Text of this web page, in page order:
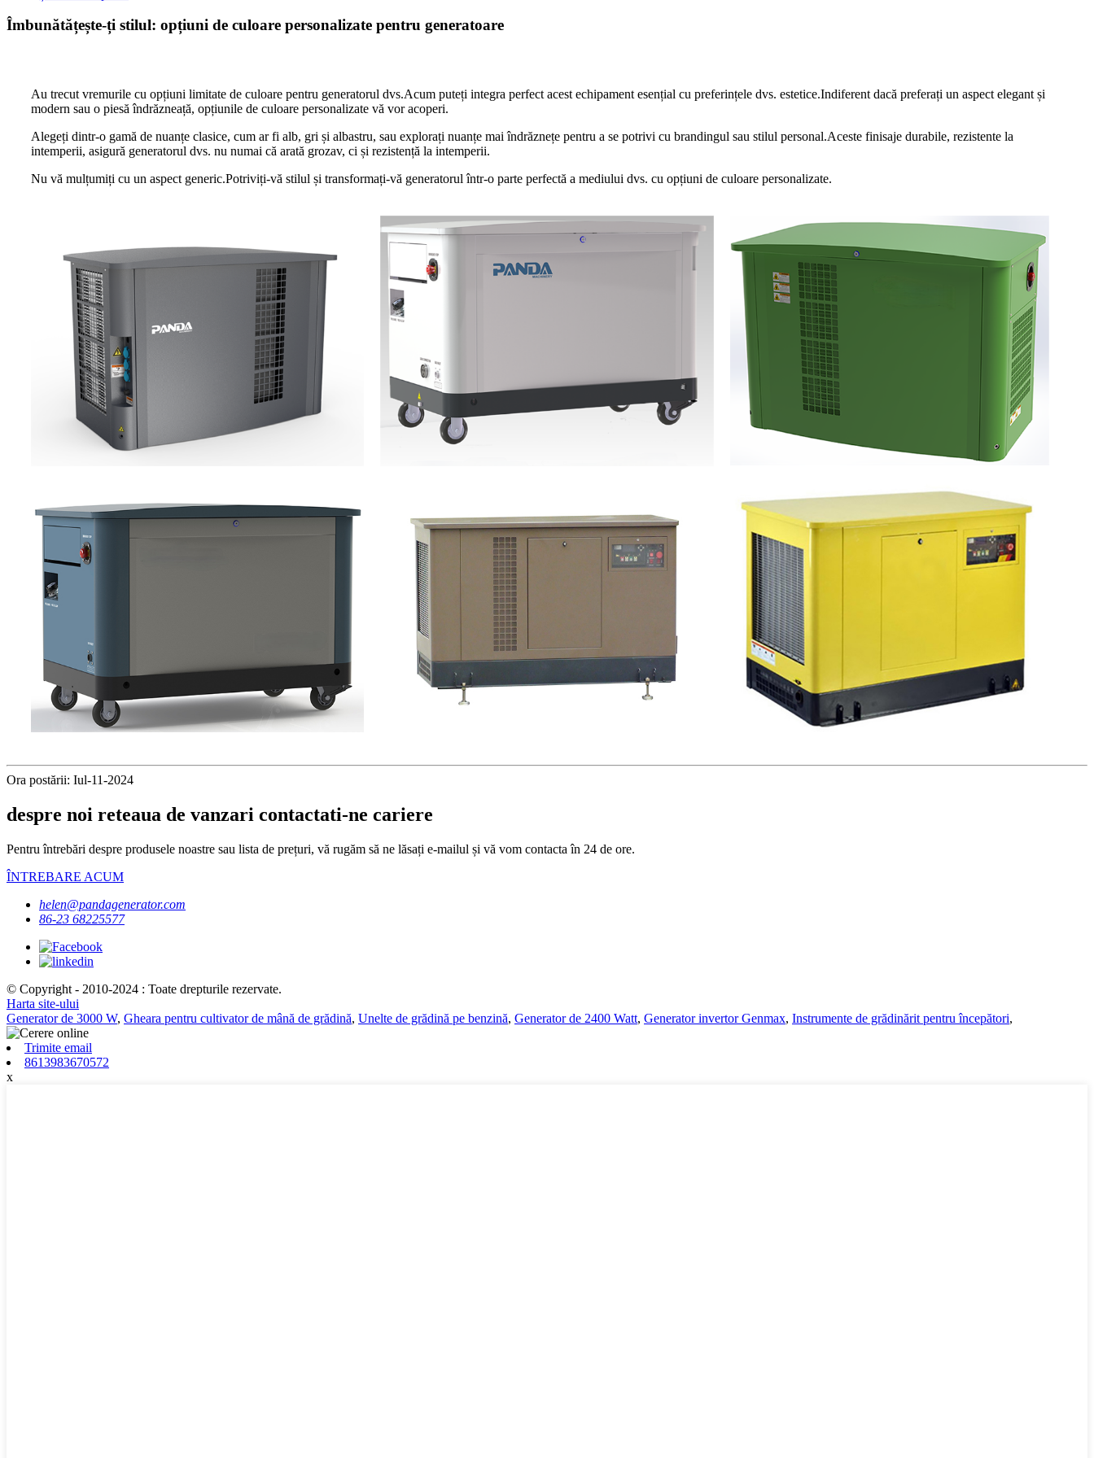
Îmbunătățește-ți stilul: opțiuni de culoare personalizate pentru generatoare
Au trecut vremurile cu opțiuni limitate de culoare pentru generatorul dvs.Acum puteți integra perfect acest echipament esențial cu preferințele dvs. estetice.Indiferent dacă preferați un aspect elegant și
modern sau o piesă îndrăzneață, opțiunile de culoare personalizate vă vor acoperi.
Alegeți dintr-o gamă de nuanțe clasice, cum ar fi alb, gri și albastru, sau explorați nuanțe mai îndrăznețe pentru a se potrivi cu brandingul sau stilul personal.Aceste finisaje durabile, rezistente la
intemperii, asigură generatorul dvs. nu numai că arată grozav, ci și rezistență la intemperii.
Nu vă mulțumiți cu un aspect generic.Potriviți-vă stilul și transformați-vă generatorul într-o parte perfectă a mediului dvs. cu opțiuni de culoare personalizate.
Ora postării: Iul-11-2024
despre noi reteaua de vanzari contactati-ne cariere
Pentru întrebări despre produsele noastre sau lista de prețuri, vă rugăm să ne lăsați e-mailul și vă vom contacta în 24 de ore.
ÎNTREBARE ACUM
helen@pandagenerator.com
86-23 68225577
© Copyright - 2010-2024 : Toate drepturile rezervate.
Harta site-ului
Generator de 3000 W, Gheara pentru cultivator de mână de grădină, Unelte de grădină pe benzină, Generator de 2400 Watt, Generator invertor Genmax, Instrumente de grădinărit pentru începători,
Trimite email
8613983670572
x